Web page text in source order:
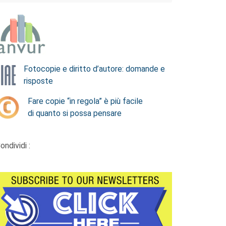
Fotocopie e diritto d’autore: domande e
risposte
Fare copie “in regola” è più facile
di quanto si possa pensare
: